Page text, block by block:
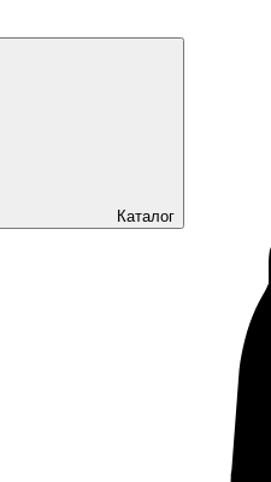
Каталог